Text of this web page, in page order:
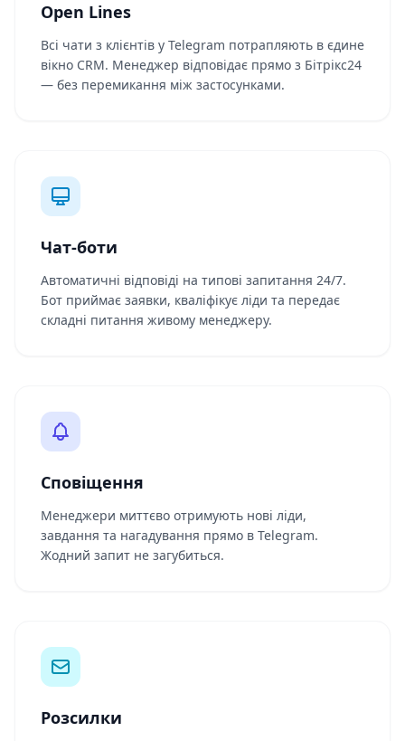
Open Lines
Всі чати з клієнтів у Telegram потрапляють в єдине
вікно CRM. Менеджер відповідає прямо з Бітрікс24
— без перемикання між застосунками.
Чат-боти
Автоматичні відповіді на типові запитання 24/7.
Бот приймає заявки, кваліфікує ліди та передає
складні питання живому менеджеру.
Сповіщення
Менеджери миттєво отримують нові ліди,
завдання та нагадування прямо в Telegram.
Жодний запит не загубиться.
Розсилки